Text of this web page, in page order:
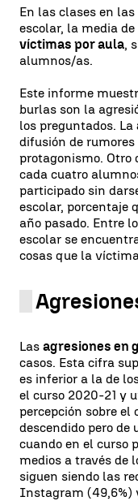
En las clases en
escolar, la media
víctimas por aula,
alumnos/as.
Este informe
burlas son la
los preguntados. La
difusión de rumores
protagonismo. Otro
cada cuatro
participado sin
escolar, porcentaje
año pasado. Entre
escolar se
cosas que la
Las agresiones en
casos. Esta cifra
es inferior a la de
el curso 2020-21 y
percepción sobre
descendido pero de
cuando en el curso
medios a través de
siguen siendo las
Instagram (49,6%)